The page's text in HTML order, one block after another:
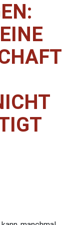
K
L
K
B
W